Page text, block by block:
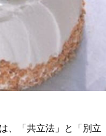
、「共立法」と「別立